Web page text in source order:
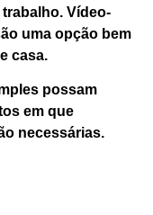
Vídeo-
uma opção bem
casa.
possam
em que
necessárias.